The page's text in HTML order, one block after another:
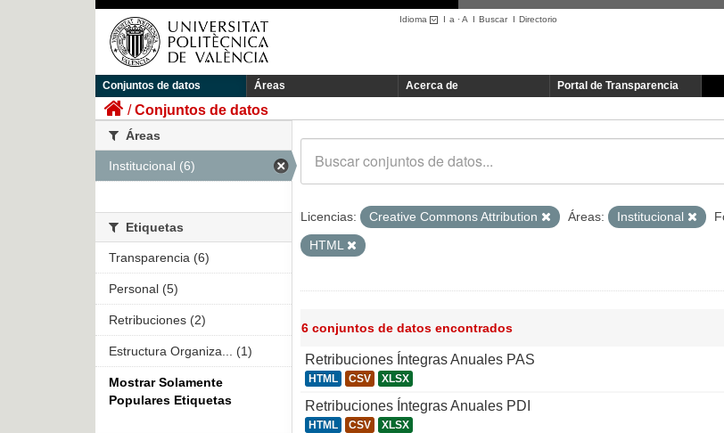
Idioma I a ·A I BuscarI Directorio
Conjuntos de datos Áreas Acerca de Portal de Transparencia
Conjuntos de datos
Licencias: Creative Commons Attribution Áreas: Institucional
HTML
6 conjuntos de datos encontrados
Retribuciones Íntegras Anuales PAS
HTML CSV XLSX
Retribuciones Íntegras Anuales PDI
HTML CSV XLSX
Áreas
Institucional (6)
Etiquetas
Transparencia (6)
Personal (5)
Retribuciones (2)
Estructura Organiza... (1)
Mostrar Solamente
Populares Etiquetas